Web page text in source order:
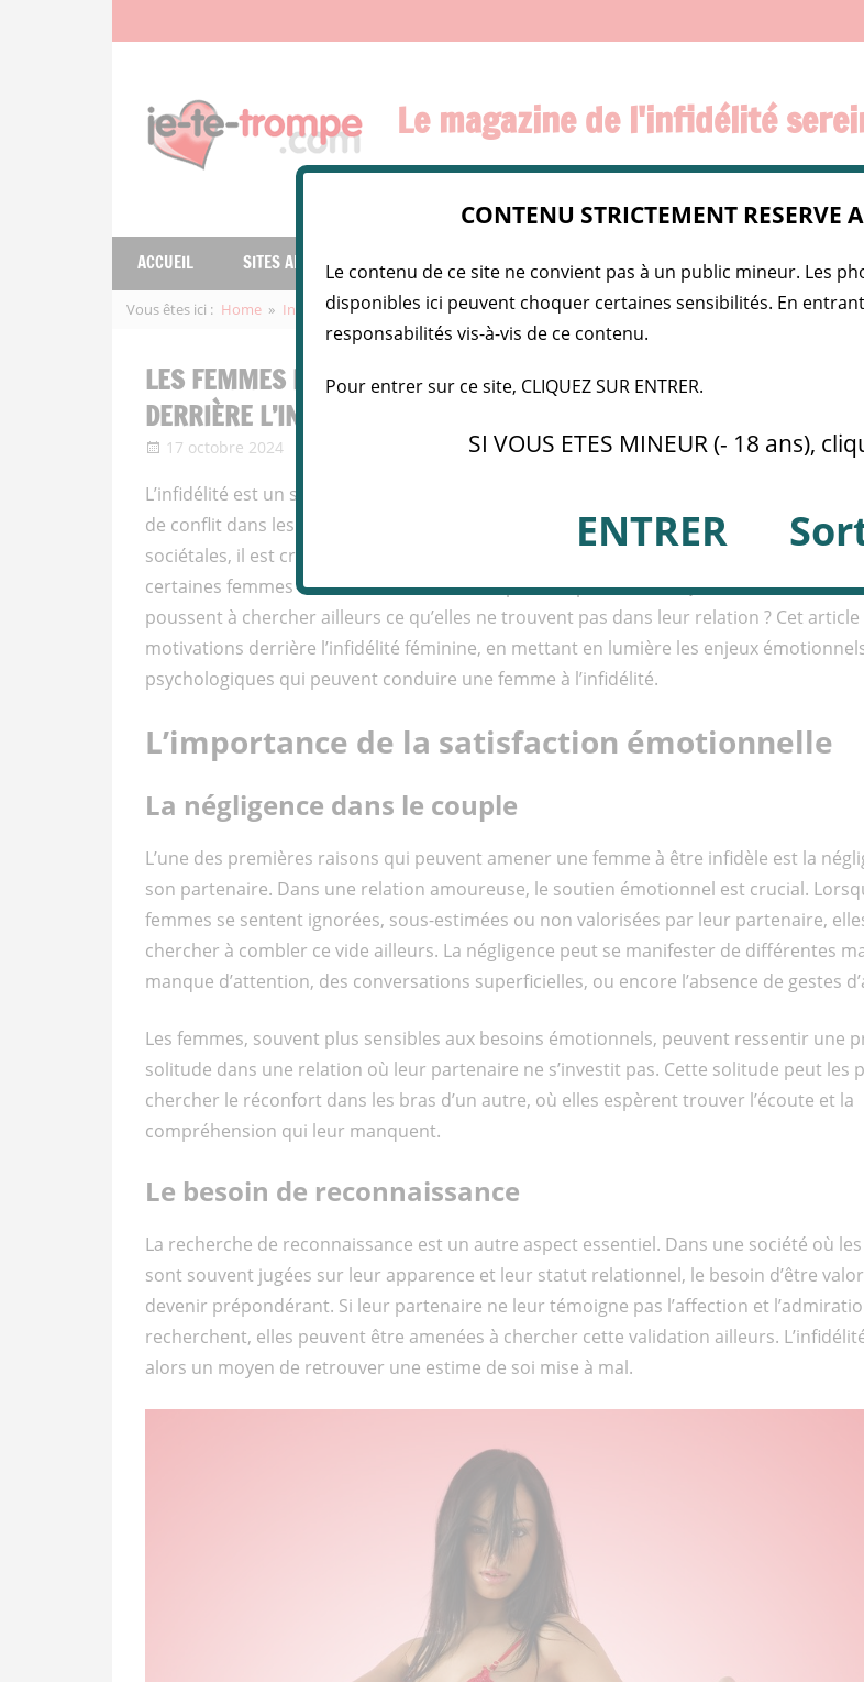
CONTENU STRICTEMENT RESERVE
Le contenu de ce site ne convient pas à un public mineur. Les
disponibles ici peuvent choquer certaines sensibilités. En
responsabilités vis-à-vis de ce contenu.
Pour entrer sur ce site, CLIQUEZ SUR ENTRER.
SI VOUS ETES MINEUR (- 18 ans),
ENTRER
to
Le magazine de l'infidélité
de
l'infidélité
sereine
ACCUEIL SITES ADULTÈRES FEMMES INFIDÈLES PRESSE SPIICE GIRLS
Vous êtes ici : Home Infos Sexy Les Femmes Infidèles en 2025 : Comprendre les Motivations Derrière
LES FEMMES INFIDÈLES EN 2025 : COMPRENDRE LES MOTIVATIONS
DERRIÈRE L’INFIDÉLITÉ FÉMININE
17 octobre 2024 Infos Sexy
L’infidélité est un sujet qui soulève de nombreuses questions et qui peut être source
de conflit dans les relations. Si l’infidélité masculine est souvent mise en avant dans les
sociétales, il est crucial de porter également notre attention sur les femmes infidèles.
certaines femmes choisissent-elles de tromper leur partenaire ? Quelles sont les
poussent à chercher ailleurs ce qu’elles ne trouvent pas dans leur relation ? Cet
motivations derrière l’infidélité féminine, en mettant en lumière les enjeux
psychologiques qui peuvent conduire une femme à l’infidélité.
L’importance de la satisfaction émotionnelle
La négligence dans le couple
L’une des premières raisons qui peuvent amener une femme à être infidèle est la
son partenaire. Dans une relation amoureuse, le soutien émotionnel est crucial.
femmes se sentent ignorées, sous-estimées ou non valorisées par leur partenaire,
chercher à combler ce vide ailleurs. La négligence peut se manifester de différentes
manque d’attention, des conversations superficielles, ou encore l’absence de gestes
Les femmes, souvent plus sensibles aux besoins émotionnels, peuvent ressentir une
solitude dans une relation où leur partenaire ne s’investit pas. Cette solitude peut les
chercher le réconfort dans les bras d’un autre, où elles espèrent trouver l’écoute et la
compréhension qui leur manquent.
Le besoin de reconnaissance
La recherche de reconnaissance est un autre aspect essentiel. Dans une société où
sont souvent jugées sur leur apparence et leur statut relationnel, le besoin d’être
devenir prépondérant. Si leur partenaire ne leur témoigne pas l’affection et
recherchent, elles peuvent être amenées à chercher cette validation ailleurs.
alors un moyen de retrouver une estime de soi mise à mal.